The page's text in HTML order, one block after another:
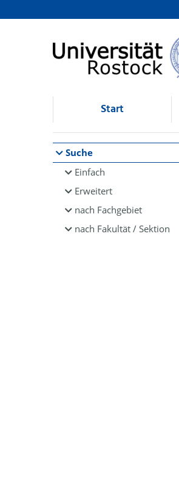
Browsen
direkt zum Inhalt
Start
Suche
Einfach
Erweitert
nach Fachgebiet
nach Fakultät / Sektion